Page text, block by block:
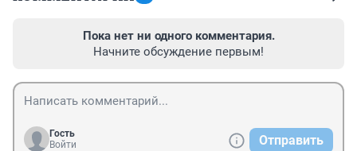
Пока нет ни одного комментария.
Начните обсуждение первым!
Гость
Войти
Отправить